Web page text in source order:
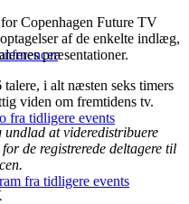
fra tidligere events
fra tidligere events
Copenhagen Future TV
af de enkelte indlæg,
præsentationer.
i alt næsten seks timers
viden om fremtidens tv.
undlad at videredistribuere
de registrerede deltagere til